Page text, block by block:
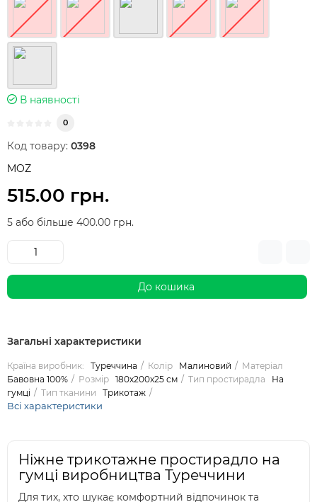
В наявності
0
Код товару: 0398
MOZ
515.00 грн.
5 або більше 400.00 грн.
До кошика
Загальні характеристики
Країна виробник: Туреччина Колір Малиновий
Матеріал
Бавовна 100%
Розмір 180х200х25 см Тип простирадла
На
гумці
Тип тканини Трикотаж
Всі характеристики
Ніжне трикотажне простирадло на
гумці виробництва Туреччини
Для тих, хто шукає комфортний відпочинок та